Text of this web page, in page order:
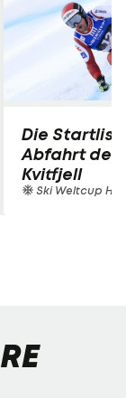
Die
Abfahrt der
Kvitfjell
Ski Weltcup